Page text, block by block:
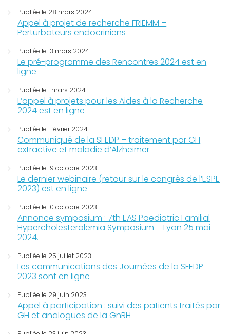
Publiée le 28 mars 2024
Appel à projet de recherche FRIEMM –
Perturbateurs endocriniens
Publiée le 13 mars 2024
Le pré-programme des Rencontres 2024 est en
ligne
Publiée le 1 mars 2024
L’appel à projets pour les Aides à la Recherche
2024 est en ligne
Publiée le 1 février 2024
Communiqué de la SFEDP – traitement par GH
extractive et maladie d’Alzheimer
Publiée le 19 octobre 2023
Le dernier webinaire (retour sur le congrès de l’ESPE
2023) est en ligne
Publiée le 10 octobre 2023
Annonce symposium : 7th EAS Paediatric Familial
Hypercholesterolemia Symposium – Lyon 25 mai
2024.
Publiée le 25 juillet 2023
Les communications des Journées de la SFEDP
2023 sont en ligne
Publiée le 29 juin 2023
Appel à participation : suivi des patients traités par
GH et analogues de la GnRH